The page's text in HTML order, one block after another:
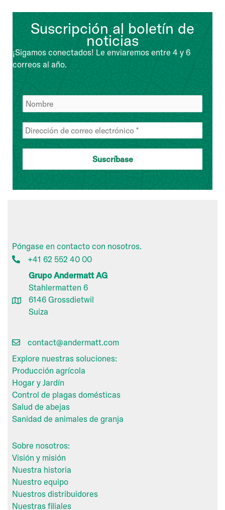
Suscripción al boletín de
noticias
¡Sigamos conectados! Le enviaremos entre 4 y 6
correos al año.
Póngase en contacto con nosotros.
+41 62 552 40 00
Grupo Andermatt AG
Stahlermatten 6
6146 Grossdietwil
Suiza
contact@andermatt.com
Explore nuestras soluciones:
Producción agrícola
Hogar y Jardín
Control de plagas domésticas
Salud de abejas
Sanidad de animales de granja
Sobre nosotros:
Visión y misión
Nuestra historia
Nuestro equipo
Nuestros distribuidores
Nuestras filiales